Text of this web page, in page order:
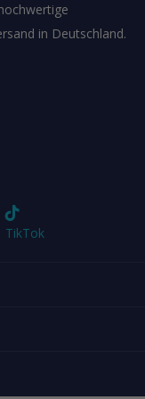
in Deutschland.
TikTok